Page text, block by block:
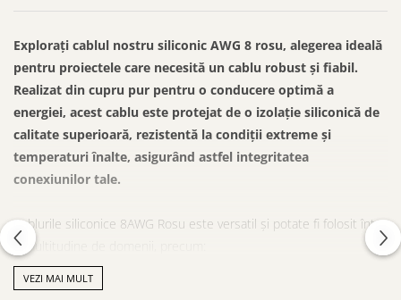
Explorați cablul nostru siliconic AWG 8 rosu, alegerea ideală
pentru proiectele care necesită un cablu robust și fiabil.
Realizat din cupru pur pentru o conducere optimă a
energiei, acest cablu este protejat de o izolație siliconică de
calitate superioară, rezistentă la condiții extreme și
temperaturi înalte, asigurând astfel integritatea
conexiunilor tale.
Cablurile siliconice 8AWG Rosu este versatil și potate fi folosit într-
o multitudine de domenii, precum:
Proiecte de Electronică și Electricitate
VEZI MAI MULT